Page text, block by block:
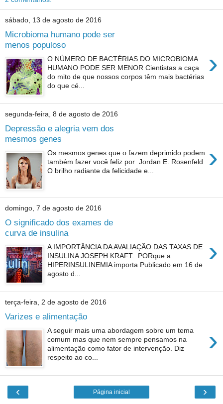
sábado, 13 de agosto de 2016
Microbioma humano pode ser
menos populoso
›
O NÚMERO DE BACTÉRIAS DO MICROBIOMA
HUMANO PODE SER MENOR Cientistas a caça
do mito de que nossos corpos têm mais bactérias
do que cé...
segunda-feira, 8 de agosto de 2016
Depressão e alegria vem dos
mesmos genes
›
Os mesmos genes que o fazem deprimido podem
também fazer você feliz por Jordan E. Rosenfeld
O brilho radiante da felicidade e...
domingo, 7 de agosto de 2016
O significado dos exames de
curva de insulina
›
A IMPORTÂNCIA DA AVALIAÇÃO DAS TAXAS DE
INSULINA JOSEPH KRAFT: PORque a
HIPERINSULINEMIA importa Publicado em 16 de
agosto d...
terça-feira, 2 de agosto de 2016
Varizes e alimentação
›
A seguir mais uma abordagem sobre um tema
comum mas que nem sempre pensamos na
alimentação como fator de intervenção. Diz
respeito ao co...
‹ ›
Página inicial